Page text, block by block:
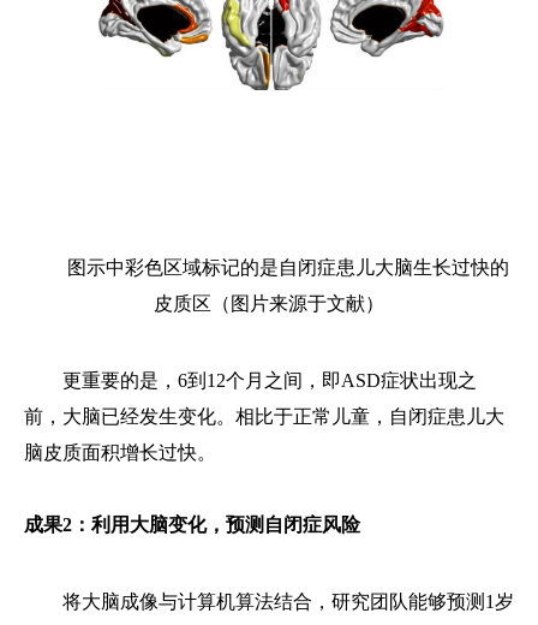
图示中彩色区域标记的是自闭症患儿大脑生长过快的
皮质区（图片来源于文献）
更重要的是，6到12个月之间，即ASD症状出现之
前，大脑已经发生变化。相比于正常儿童，自闭症患儿大
脑皮质面积增长过快。
成果2：利用大脑变化，预测自闭症风险
将大脑成像与计算机算法结合，研究团队能够预测1岁